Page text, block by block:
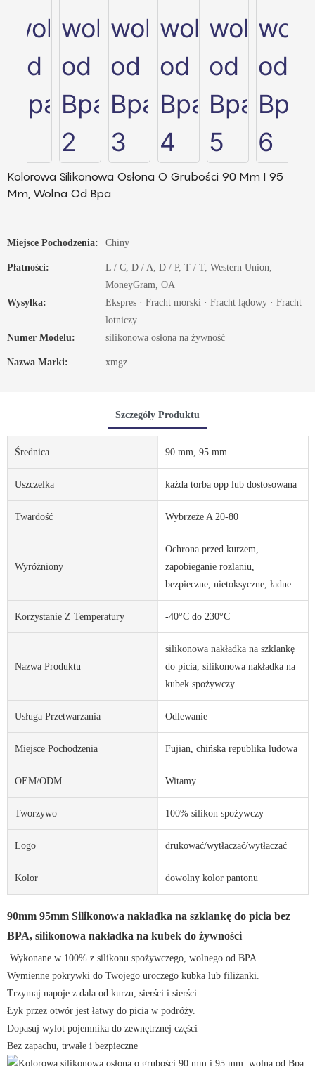
Kolorowa Silikonowa Osłona O Grubości 90 Mm I 95
Mm, Wolna Od Bpa
Miejsce Pochodzenia: Chiny
Płatności:
L / C, D / A, D / P, T / T, Western Union,
MoneyGram, OA
Wysyłka:
Ekspres · Fracht morski · Fracht lądowy · Fracht
lotniczy
Numer Modelu:
silikonowa osłona na żywność
Nazwa Marki: xmgz
Szczegóły Produktu
Średnica 90 mm, 95 mm
Uszczelka każda torba opp lub dostosowana
Twardość Wybrzeże A 20-80
Wyróżniony
Ochrona przed kurzem,
zapobieganie rozlaniu,
bezpieczne, nietoksyczne, ładne
Korzystanie Z Temperatury -40°C do 230°C
Nazwa Produktu
silikonowa nakładka na szklankę
do picia, silikonowa nakładka na
kubek spożywczy
Usługa Przetwarzania Odlewanie
Miejsce Pochodzenia Fujian, chińska republika ludowa
OEM/ODM Witamy
Tworzywo 100% silikon spożywczy
Logo drukować/wytłaczać/wytłaczać
Kolor dowolny kolor pantonu
90mm 95mm Silikonowa nakładka na szklankę do picia bez
BPA, silikonowa nakładka na kubek do żywności
Wykonane w 100% z silikonu spożywczego, wolnego od BPA
Wymienne pokrywki do Twojego uroczego kubka lub filiżanki.
Trzymaj napoje z dala od kurzu, sierści i sierści.
Łyk przez otwór jest łatwy do picia w podróży.
Dopasuj wylot pojemnika do zewnętrznej części
Bez zapachu, trwałe i bezpieczne